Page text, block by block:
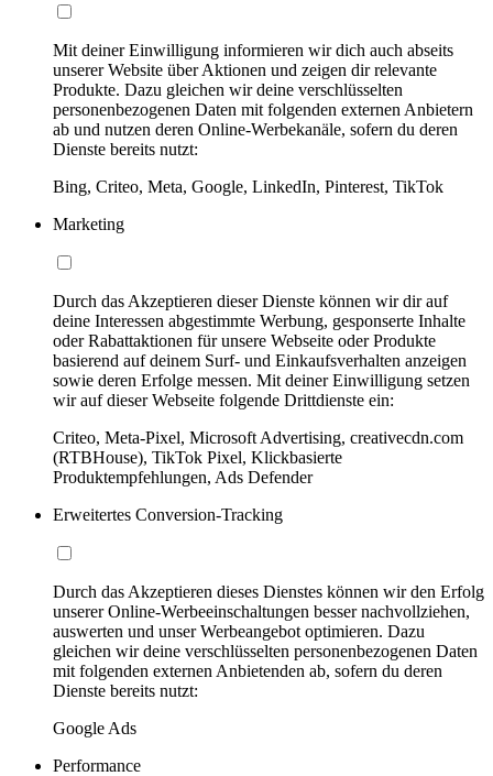
Mit deiner Einwilligung informieren wir dich auch abseits
unserer Website über Aktionen und zeigen dir relevante
Produkte. Dazu gleichen wir deine verschlüsselten
personenbezogenen Daten mit folgenden externen Anbietern
ab und nutzen deren Online-Werbekanäle, sofern du deren
Dienste bereits nutzt:
Bing, Criteo, Meta, Google, LinkedIn, Pinterest, TikTok
Marketing
Durch das Akzeptieren dieser Dienste können wir dir auf
deine Interessen abgestimmte Werbung, gesponserte Inhalte
oder Rabattaktionen für unsere Webseite oder Produkte
basierend auf deinem Surf- und Einkaufsverhalten anzeigen
sowie deren Erfolge messen. Mit deiner Einwilligung setzen
wir auf dieser Webseite folgende Drittdienste ein:
Criteo, Meta-Pixel, Microsoft Advertising, creativecdn.com
(RTBHouse), TikTok Pixel, Klickbasierte
Produktempfehlungen, Ads Defender
Erweitertes Conversion-Tracking
Durch das Akzeptieren dieses Dienstes können wir den Erfolg
unserer Online-Werbeeinschaltungen besser nachvollziehen,
auswerten und unser Werbeangebot optimieren. Dazu
gleichen wir deine verschlüsselten personenbezogenen Daten
mit folgenden externen Anbietenden ab, sofern du deren
Dienste bereits nutzt:
Google Ads
Performance